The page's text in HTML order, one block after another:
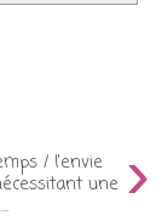
›
/ l'envie
une